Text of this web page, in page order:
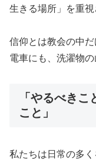
生きる場所」を重視
信仰とは教会の中
電車にも、洗濯物の
「やるべき
こと」
私たちは日常の多